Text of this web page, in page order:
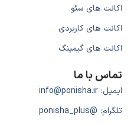
اکانت های سئو
اکانت های کاربردی
اکانت های گیمینگ
تماس با ما
ایمیل: info@ponisha.ir
تلگرام: @ponisha_plus